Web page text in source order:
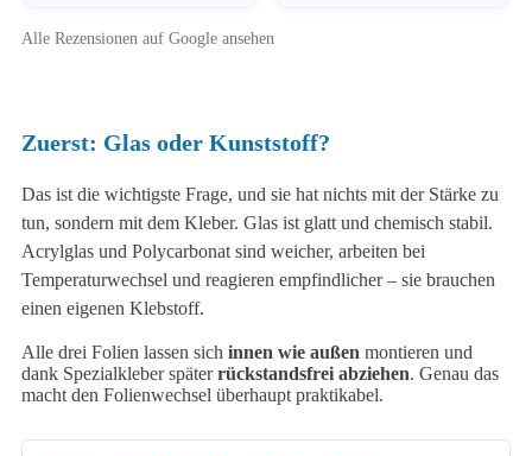
Alle Rezensionen auf Google ansehen
Zuerst: Glas oder Kunststoff?
Das ist die wichtigste Frage, und sie hat nichts mit der Stärke zu
tun, sondern mit dem Kleber. Glas ist glatt und chemisch stabil.
Acrylglas und Polycarbonat sind weicher, arbeiten bei
Temperaturwechsel und reagieren empfindlicher – sie brauchen
einen eigenen Klebstoff.
Alle drei Folien lassen sich innen wie außen montieren und
dank Spezialkleber späterrückstandsfrei abziehen. Genau das
macht den Folienwechsel überhaupt praktikabel.